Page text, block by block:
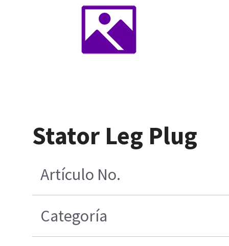
Stator Leg Plug
Artículo No.
Categoría